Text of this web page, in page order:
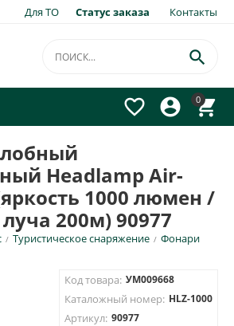
Для ТО Статус заказа Контакты
0




Headlamp Air-
1000 люмен /
200м) 90977
/ Туристическое снаряжение / Фонари
Код товара: УМ009668
Каталожный номер: HLZ-1000
Артикул: 90977
на складе
×
Headlamp Air-Gun zoom
/ дальность луча 200м) 90977
письмом
SMS уведомления